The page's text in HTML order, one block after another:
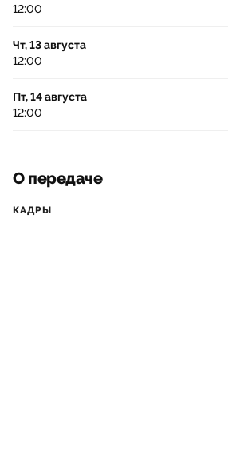
12:00
Чт, 13 августа
12:00
Пт, 14 августа
12:00
О передаче
КАДРЫ